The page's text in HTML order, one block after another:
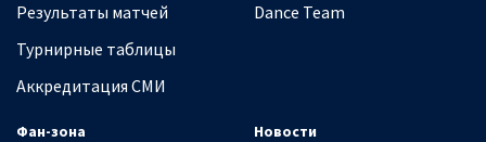
Результаты матчей
Турнирные таблицы
Аккредитация СМИ
Dance Team
Фан-зона Новости